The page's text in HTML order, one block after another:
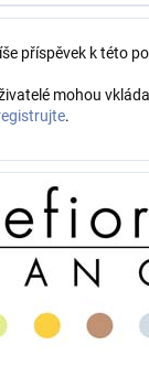
příspěvek k této
mohou
.